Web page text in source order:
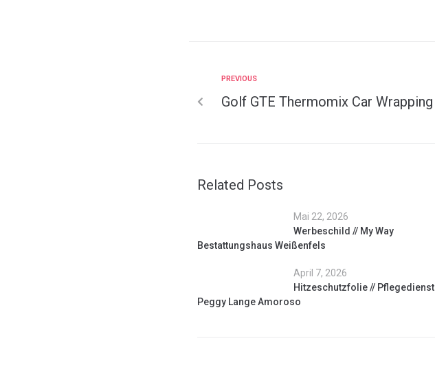
PREVIOUS
Golf GTE Thermomix Car Wrapping
Related Posts
Mai 22, 2026
Werbeschild // My Way
Bestattungshaus Weißenfels
April 7, 2026
Hitzeschutzfolie // Pflegedienst
Peggy Lange Amoroso